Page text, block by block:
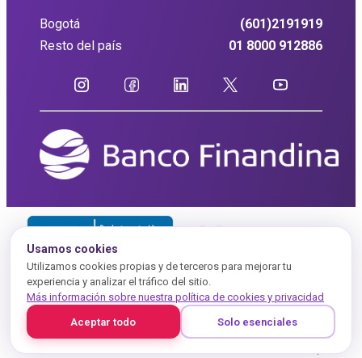
Bogotá
(601)2191919
Resto del país
01 8000 912886
Usamos cookies
Utilizamos cookies propias y de terceros para mejorar tu
experiencia y analizar el tráfico del sitio.
Más información sobre nuestra política de cookies y privacidad
Solo esenciales
Aceptar todo